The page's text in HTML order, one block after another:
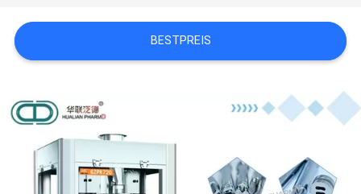
FORDERN
SIE
ZITAT
SITEMAP
BESTPREIS